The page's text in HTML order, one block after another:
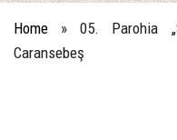
Home »05. Parohia
Caransebeş